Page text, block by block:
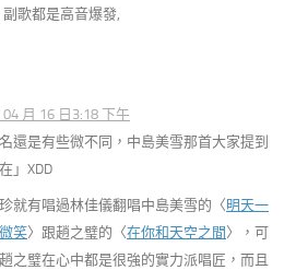
歌都是高音爆發,
04 月 16 日3:18 下午
還是有些微不同，中島美雪那首大家提到
」XDD
就有唱過林佳儀翻唱中島美雪的〈 明天一
笑〉跟趙之璧的〈在你和天空之間 〉，可
之璧在心中都是很強的實力派唱匠，而且